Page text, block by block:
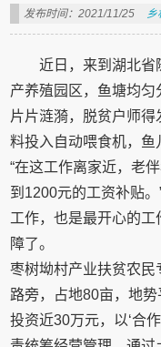
发布时间：2021/11/25 乡
近日，来到湖北省
产养殖园区，鱼塘均
片片涟漪，脱贫户师
料投入自动喂食机，鱼
“在这工作离家近，老
到1200元的工资补贴
工作，也是最开心的
障了。
枣树坳村产业扶贫农
路旁，占地80亩，地
投资近30万元，以‘合